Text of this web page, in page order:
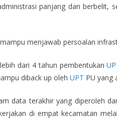
panjang dan berbelit,
menjawab persoalan
dari 4 tahun pembentukan
diback up oleh UPT PU yang
data terakhir yang diperoleh
di empat kecamatan